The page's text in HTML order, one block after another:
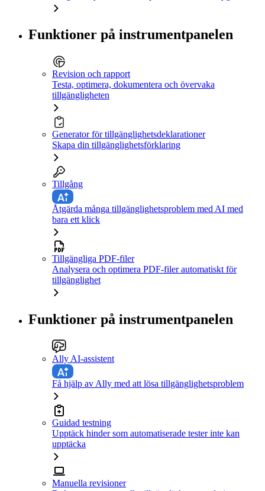
Funktioner på instrumentpanelen
Revision och rapport
Testa, optimera, dokumentera och övervaka
tillgängligheten
Generator för tillgänglighetsdeklarationer
Skapa din tillgänglighetsförklaring
Tillgång
Åtgärda många tillgänglighetsproblem med AI med
bara ett klick
Tillgängliga PDF-filer
Analysera och optimera PDF-filer automatiskt för
tillgänglighet
Funktioner på instrumentpanelen
Ally AI-assistent
Få hjälp av Ally med att lösa tillgänglighetsproblem
Guidad testning
Upptäck hinder som automatiserade tester inte kan
upptäcka
Manuella revisioner